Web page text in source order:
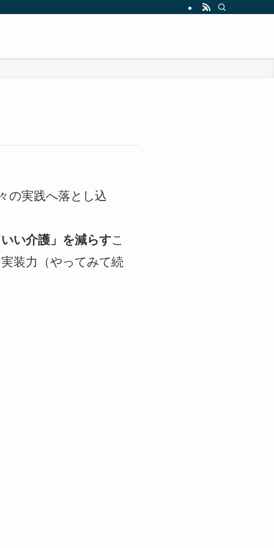
の実践へ落とし込
い介護」を減らすこ
装力（やってみて続